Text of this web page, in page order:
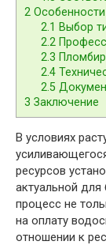
2
2.1 Выбор
2.2
2.3
2.4
2.5
3 Заключение
В условиях
ресурсов
актуальной
процесс не
на оплату
отношении к